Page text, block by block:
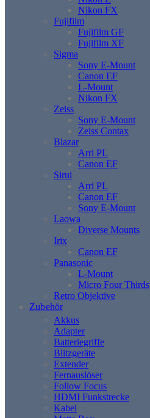
Nikon FX
Fujifilm
Fujifilm GF
Fujifilm XF
Sigma
Sony E-Mount
Canon EF
L-Mount
Nikon FX
Zeiss
Sony E-Mount
Zeiss Contax
Blazar
Arri PL
Canon EF
Sirui
Arri PL
Canon EF
Sony E-Mount
Laowa
Diverse Mounts
Irix
Canon EF
Panasonic
L-Mount
Micro Four Thirds
Retro Objektive
Zubehör
Akkus
Adapter
Batteriegriffe
Blitzgeräte
Extender
Fernauslöser
Follow Focus
HDMI Funkstrecke
Kabel